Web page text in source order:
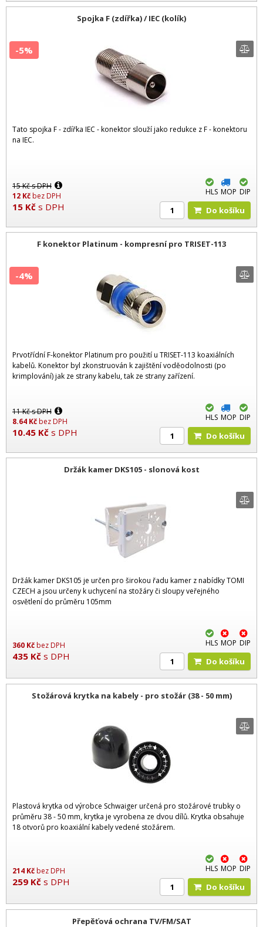
Spojka F (zdířka) / IEC (kolík)
Tato spojka F - zdířka IEC - konektor slouží jako redukce z F - konektoru
na IEC.
15Kčs DPH
12 Kčbez DPH
15 Kč s DPH
-5%
HLS MOP DIP
Do košíku
F konektor Platinum - kompresní pro TRISET-113
Prvotřídní F-konektor Platinum pro použití u TRISET-113 koaxiálních
kabelů. Konektor byl zkonstruován k zajištění voděodolnosti (po
krimplování) jak ze strany kabelu, tak ze strany zařízení.
11Kčs DPH
8.64 Kčbez DPH
10.45 Kč s DPH
-4%
HLS MOP DIP
Do košíku
Držák kamer DKS105 - slonová kost
Držák kamer DKS105 je určen pro širokou řadu kamer z nabídky TOMI
CZECH a jsou určeny k uchycení na stožáry či sloupy veřejného
osvětlení do průměru 105mm
360 Kčbez DPH
435 Kč s DPH
HLS MOP DIP
Do košíku
Stožárová krytka na kabely - pro stožár (38 - 50 mm)
Plastová krytka od výrobce Schwaiger určená pro stožárové trubky o
průměru 38 - 50 mm, krytka je vyrobena ze dvou dílů. Krytka obsahuje
18 otvorů pro koaxiální kabely vedené stožárem.
214 Kčbez DPH
259 Kč s DPH
HLS MOP DIP
Do košíku
Přepěťová ochrana TV/FM/SAT